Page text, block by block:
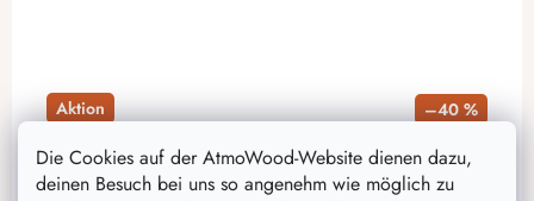
Die Cookies auf der AtmoWood-Website dienen dazu,
deinen Besuch bei uns so angenehm wie möglich zu
Aktion –40 %